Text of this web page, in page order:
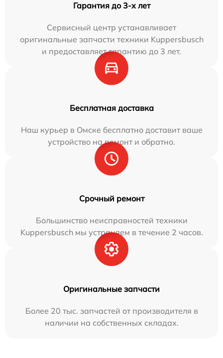
Гарантия до 3-х лет
Сервисный центр устанавливает
оригинальные запчасти техники Kuppersbusch
и предоставляет гарантию до 3 лет.
Бесплатная доставка
Наш курьер в Омске бесплатно доставит ваше
устройство на ремонт и обратно.
Срочный ремонт
Большинство неисправностей техники
Kuppersbusch мы устраняем в течение 2 часов.
Оригинальные запчасти
Более 20 тыс. запчастей от производителя в
наличии на собственных складах.